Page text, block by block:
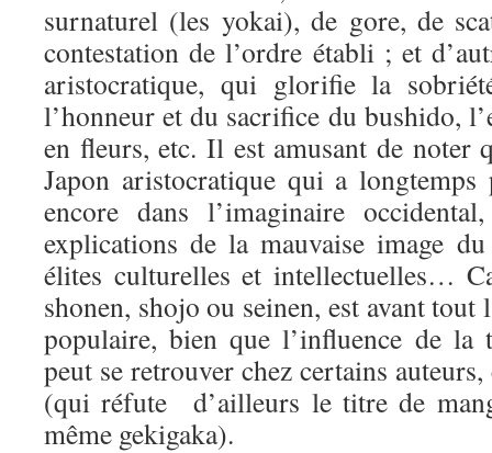
surnaturel (les yokai), de gore, de
contestation de l’ordre établi ; et
aristocratique, qui glorifie la
l’honneur et du sacrifice du bushido,
en fleurs, etc. Il est amusant de noter
Japon aristocratique qui a
encore dans l’imaginaire
explications de la mauvaise image
élites culturelles et intellectuelles…
shonen, shojo ou seinen, est avant
populaire, bien que l’influence de la
peut se retrouver chez certains
(qui réfute d’ailleurs le titre de
même gekigaka).